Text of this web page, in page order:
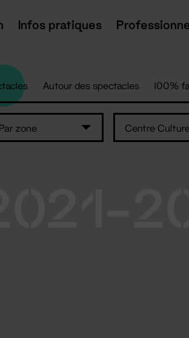
Infos pratiques
Autour des spectacles 100%
Par zone